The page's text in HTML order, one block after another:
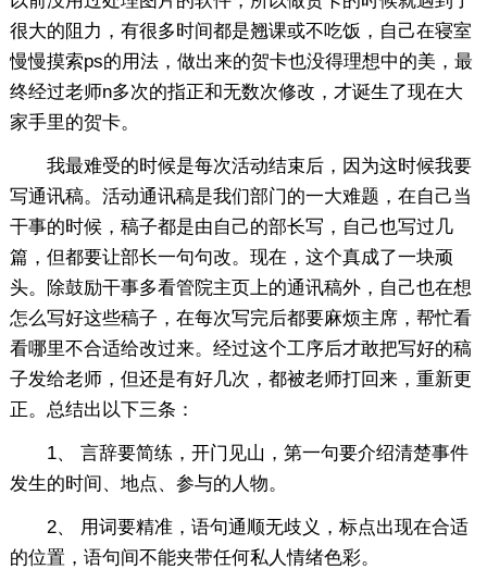
很大的阻力，有很多时间都是翘课或不吃饭，自己在寝室
慢慢摸索ps的用法，做出来的贺卡也没得理想中的美，最
终经过老师n多次的指正和无数次修改，才诞生了现在大
家手里的贺卡。
我最难受的时候是每次活动结束后，因为这时候我要
写通讯稿。活动通讯稿是我们部门的一大难题，在自己当
干事的时候，稿子都是由自己的部长写，自己也写过几
篇，但都要让部长一句句改。现在，这个真成了一块顽
头。除鼓励干事多看管院主页上的通讯稿外，自己也在想
怎么写好这些稿子，在每次写完后都要麻烦主席，帮忙看
看哪里不合适给改过来。经过这个工序后才敢把写好的稿
子发给老师，但还是有好几次，都被老师打回来，重新更
正。总结出以下三条：
1、 言辞要简练，开门见山，第一句要介绍清楚事件
发生的时间、地点、参与的人物。
2、 用词要精准，语句通顺无歧义，标点出现在合适
的位置，语句间不能夹带任何私人情绪色彩。